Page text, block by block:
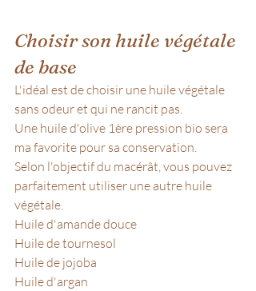
Choisir son huile végétale
de base
L'idéal est de choisir une huile végétale
sans odeur et qui ne rancit pas.
Une huile d'olive 1ère pression bio sera
ma favorite pour sa conservation.
Selon l'objectif du macérât, vous pouvez
parfaitement utiliser une autre huile
végétale.
Huile d'amande douce
Huile de tournesol
Huile de jojoba
Huile d'argan